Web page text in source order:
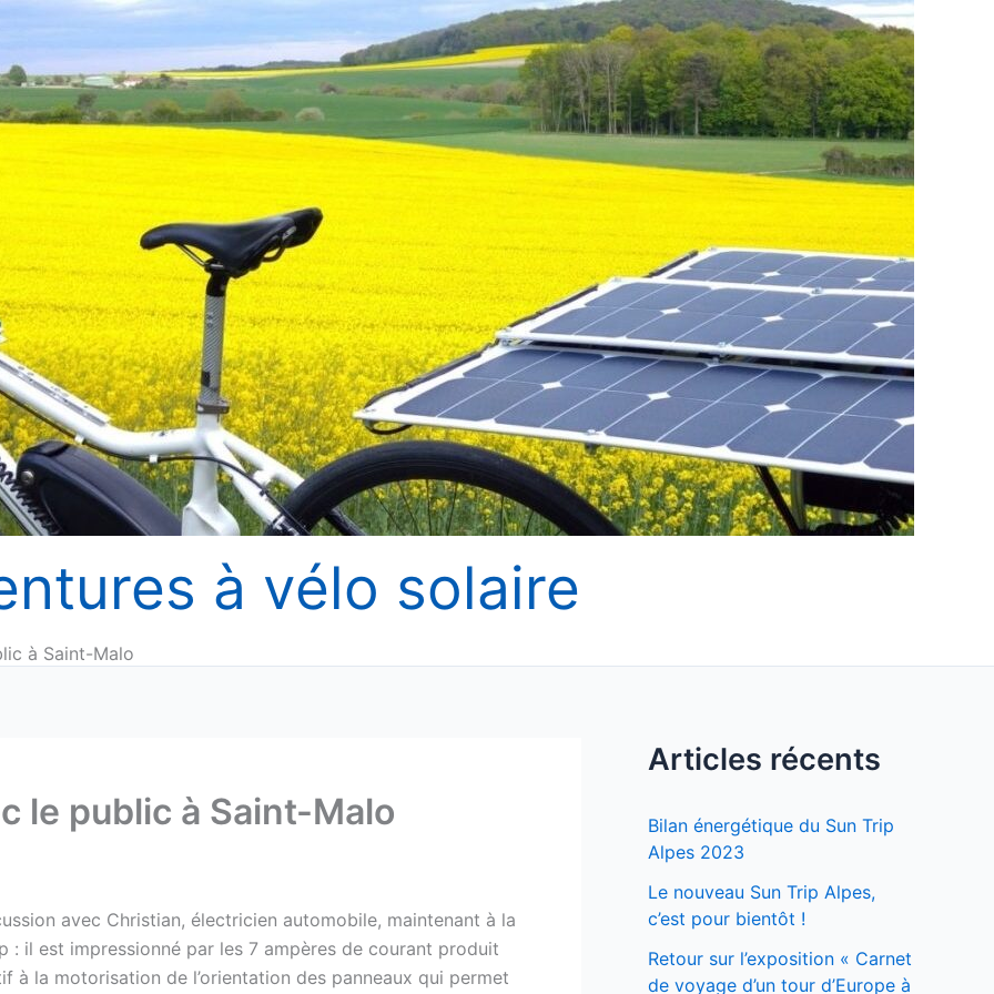
à vélo solaire
à Saint-Malo
le public à Saint-Malo
avec Christian, électricien automobile, maintenant à la
: il est impressionné par les 7 ampères de courant produit
à la motorisation de l’orientation des panneaux qui permet
Articles récents
Bilan énergétique du Sun Trip
Alpes 2023
Le nouveau Sun Trip Alpes,
c’est pour bientôt !
Retour sur l’exposition « Carnet
de voyage d’un tour d’Europe à